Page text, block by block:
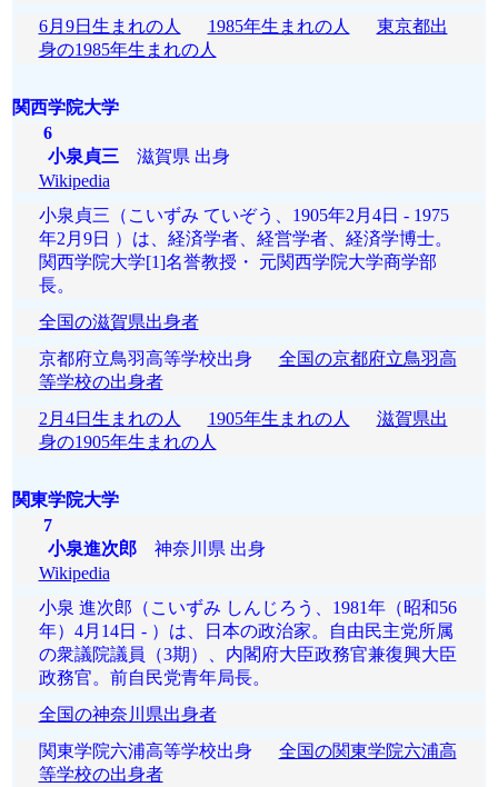
6月9日生まれの人
1985年生まれの人
東京都出
身の1985年生まれの人
関西学院大学
6
小泉貞三 滋賀県 出身
Wikipedia
小泉貞三（こいずみ ていぞう、1905年2月4日 - 1975
年2月9日 ）は、経済学者、経営学者、経済学博士。
関西学院大学[1]名誉教授・ 元関西学院大学商学部
長。
全国の滋賀県出身者
京都府立鳥羽高等学校出身 全国の京都府立鳥羽高
等学校の出身者
2月4日生まれの人
1905年生まれの人
滋賀県出
身の1905年生まれの人
関東学院大学
7
小泉進次郎神奈川県 出身
Wikipedia
小泉 進次郎（こいずみ しんじろう、1981年（昭和56
年）4月14日 - ）は、日本の政治家。自由民主党所属
の衆議院議員（3期）、内閣府大臣政務官兼復興大臣
政務官。前自民党青年局長。
全国の神奈川県出身者
関東学院六浦高等学校出身 全国の関東学院六浦高
等学校の出身者